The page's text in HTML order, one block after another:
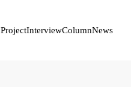
ProjectInterviewColumnNews